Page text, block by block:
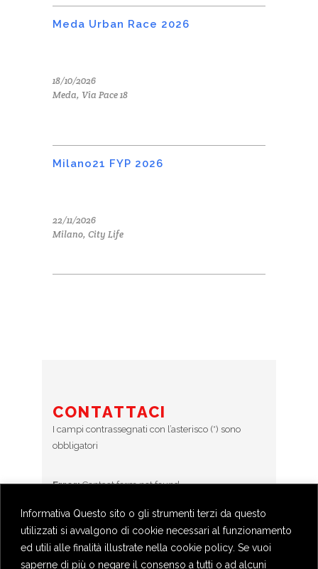
Informativa Questo sito o gli strumenti terzi da questo
utilizzati si avvalgono di cookie necessari al funzionamento
ed utili alle finalità illustrate nella cookie policy. Se vuoi
saperne di più o negare il consenso a tutti o ad alcuni
Meda Urban Race 2026
18/10/2026
Meda, Via Pace 18
Milano21 FYP 2026
22/11/2026
Milano, City Life
CONTATTACI
I campi contrassegnati con l’asterisco (*) sono
obbligatori
Error:Contact form not found.
BOOKINGS
Prenotazioni chiuse